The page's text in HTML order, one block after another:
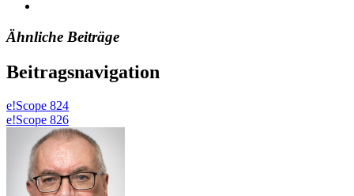
Ähnliche Beiträge
Beitragsnavigation
e!Scope 824
e!Scope 826